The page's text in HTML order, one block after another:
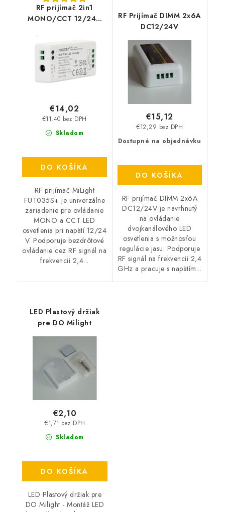
RF prijímač 2in1
MONO/CCT 12/24V
Skladom
€11,40 bez DPH
€14,02
DO KOŠÍKA
RF prijímač MiLight
FUT035S+ je univerzálne
zariadenie pre ovládanie
MONO a CCT LED
osvetlenia pri napätí 12/24
V. Podporuje bezdrôtové
ovládanie cez RF signál na
frekvencii 2,4...
RF Prijímač DIMM 2x6A
DC12/24V
Dostupné na objednávku
€12,29 bez DPH
€15,12
DO KOŠÍKA
RF prijímač DIMM 2x6A
DC12/24V je navrhnutý
na ovládanie
dvojkanálového LED
osvetlenia s možnosťou
regulácie jasu. Podporuje
RF signál na frekvencii 2,4
GHz a pracuje s napätím...
LED Plastový držiak
pre DO Milight
Skladom
€1,71 bez DPH
€2,10
DO KOŠÍKA
LED Plastový držiak pre
DO Milight - Montáž LED